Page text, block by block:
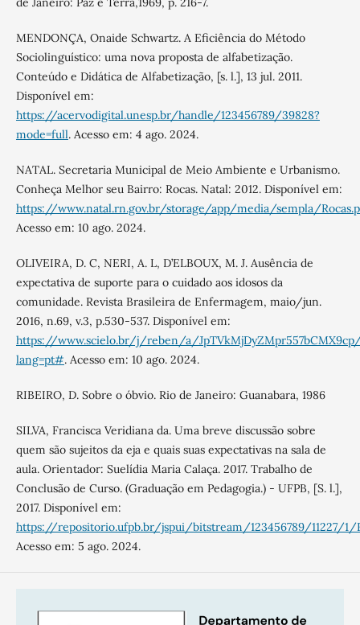
MENDONÇA, Onaide Schwartz. A Eficiência do Método
Sociolinguístico: uma nova proposta de alfabetização.
Conteúdo e Didática de Alfabetização, [s. l.], 13 jul. 2011.
Disponível em:
https://acervodigital.unesp.br/handle/123456789/39828?
mode=full. Acesso em: 4 ago. 2024.
NATAL. Secretaria Municipal de Meio Ambiente e Urbanismo.
Conheça Melhor seu Bairro: Rocas. Natal: 2012. Disponível em:
https://www.natal.rn.gov.br/storage/app/media/sempla/
Acesso em: 10 ago. 2024.
OLIVEIRA, D. C, NERI, A. L, D’ELBOUX, M. J. Ausência de
expectativa de suporte para o cuidado aos idosos da
comunidade. Revista Brasileira de Enfermagem, maio/jun.
2016, n.69, v.3, p.530-537. Disponível em:
https://www.scielo.br/j/reben/a/
lang=pt#. Acesso em: 10 ago. 2024.
RIBEIRO, D. Sobre o óbvio. Rio de Janeiro: Guanabara, 1986
SILVA, Francisca Veridiana da. Uma breve discussão sobre
quem são sujeitos da eja e quais suas expectativas na sala de
aula. Orientador: Suelídia Maria Calaça. 2017. Trabalho de
Conclusão de Curso. (Graduação em Pedagogia.) - UFPB, [S. l.],
2017. Disponível em:
https://repositorio.ufpb.br/jspui/bitstream/123456789/11227/1/
Acesso em: 5 ago. 2024.